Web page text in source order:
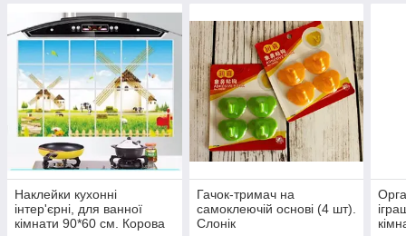
Наклейки кухонні
інтер'єрні, для ванної
кімнати 90*60 см. Корова
Гачок-тримач на
самоклеючій основі (4 шт).
Слонік